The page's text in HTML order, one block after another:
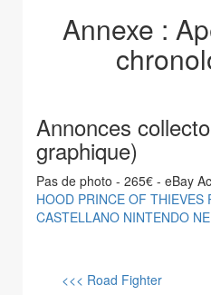
Annexe :
Annonces
graphique)
Pas de photo - 265€ - eBay
HOOD PRINCE OF THIEVES
CASTELLANO NINTENDO
<<< Road Fighter